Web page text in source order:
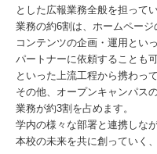
とした広報業務全般を担って
業務の約6割は、ホームペー
コンテンツの企画・運用とい
パートナーに依頼することも
といった上流工程から携わっ
その他、オープンキャンパス
業務が約3割を占めます。
学内の様々な部署と連携しな
本校の未来を共に創っていく